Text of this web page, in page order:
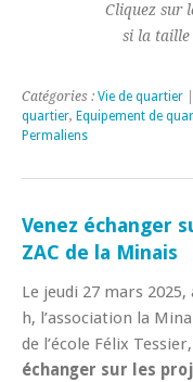
Cliquez sur
si la taille
Catégories : Vie de quartier
quartier, Equipement de
Permaliens
Venez échanger
ZAC de la Minais
Le jeudi 27 mars
h, l’association la
de l’école Félix
échanger sur les